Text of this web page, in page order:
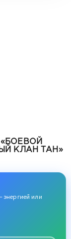
КЛАН ТАН»
или